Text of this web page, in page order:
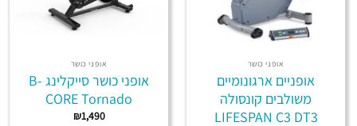
אופני כושר
אופניים ארגונומיים
משולבים קונסולה
LIFESPAN C3 DT3
אופני כושר
אופני כושר סייקלינג B-
CORE Tornado
₪1,490